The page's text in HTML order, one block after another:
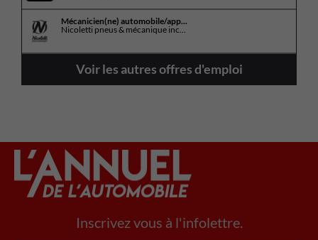
Mécanicien(ne) automobile/app...
Nicoletti pneus & mécanique inc...
Voir les autres offres d'emploi
Inscrivez vous à l'infolettre.